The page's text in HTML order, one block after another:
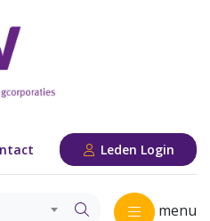
Leden Login
menu